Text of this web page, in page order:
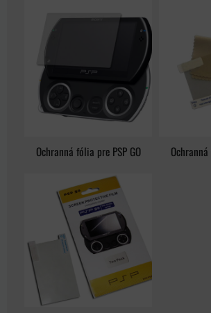
Ochranná fólia pre PSP GO